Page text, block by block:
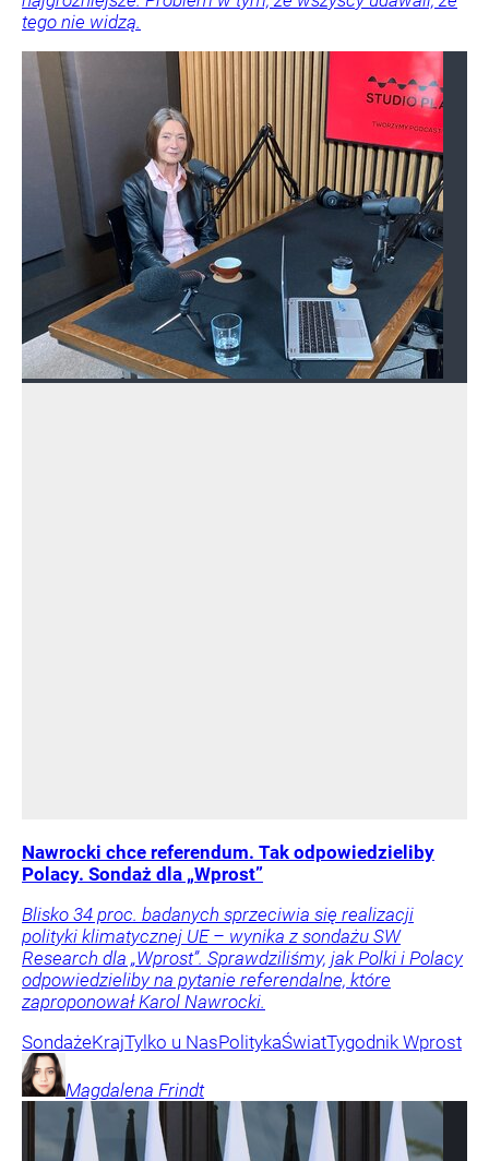
tego nie widzą.
Nawrocki chce referendum. Tak odpowiedzieliby
Polacy. Sondaż dla „Wprost”
Blisko 34 proc. badanych sprzeciwia się realizacji
polityki klimatycznej UE – wynika z sondażu SW
Research dla „Wprost”. Sprawdziliśmy, jak Polki i Polacy
odpowiedzieliby na pytanie referendalne, które
zaproponował Karol Nawrocki.
SondażeKrajTylko u NasPolitykaŚwiatTygodnik Wprost
Magdalena Frindt